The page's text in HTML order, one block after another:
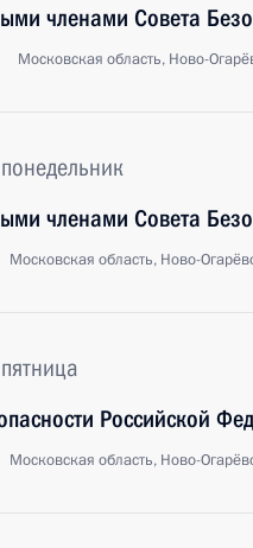
членами Совета
Московская область, Ново-
членами Совета
Московская область, Ново-
Российской
Московская область, Ново-